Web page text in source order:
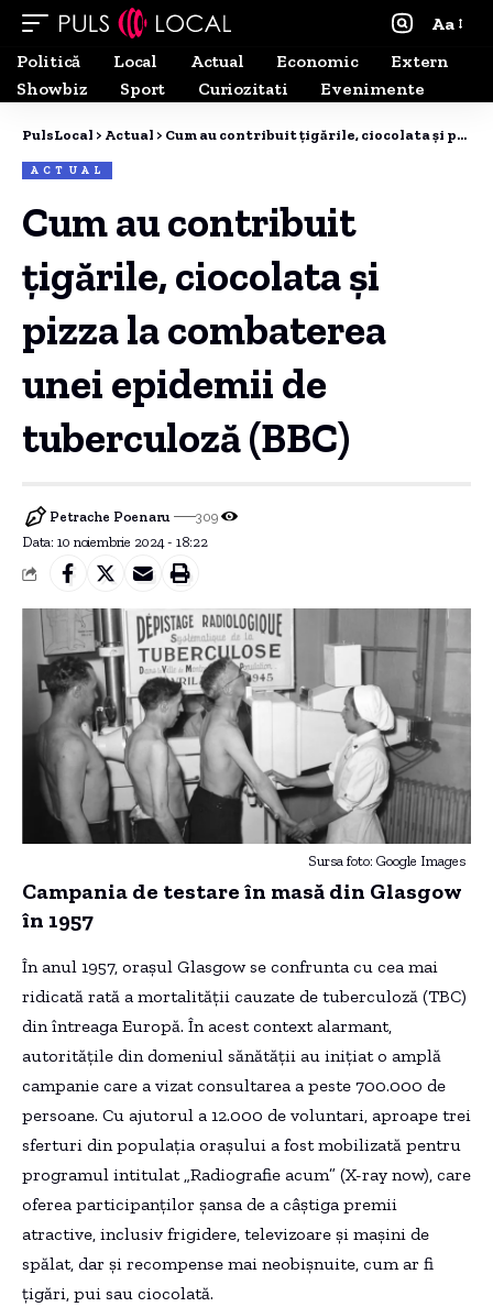
Aa
Politică
Local Actual Economic
Extern
Showbiz
Sport Curiozitati Evenimente
PulsLocal > Actual > Cum au contribuit țigările, ciocolata și pizza la combaterea unei epidemii de tuberculoză (BBC)
ACTUAL
Cum au contribuit
țigările, ciocolata și
pizza la combaterea
unei epidemii de
tuberculoză (BBC)
Data: 10 noiembrie 2024 - 18:22
Petrache Poenaru 309
Sursa foto: Google Images
Campania de testare în masă din Glasgow
în 1957
În anul 1957, orașul Glasgow se confrunta cu cea mai
ridicată rată a mortalității cauzate de tuberculoză (TBC)
din întreaga Europă. În acest context alarmant,
autoritățile din domeniul sănătății au inițiat o amplă
campanie care a vizat consultarea a peste 700.000 de
persoane. Cu ajutorul a 12.000 de voluntari, aproape trei
sferturi din populația orașului a fost mobilizată pentru
programul intitulat „Radiografie acum” (X-ray now), care
oferea participanților șansa de a câștiga premii
atractive, inclusiv frigidere, televizoare și mașini de
spălat, dar și recompense mai neobișnuite, cum ar fi
țigări, pui sau ciocolată.